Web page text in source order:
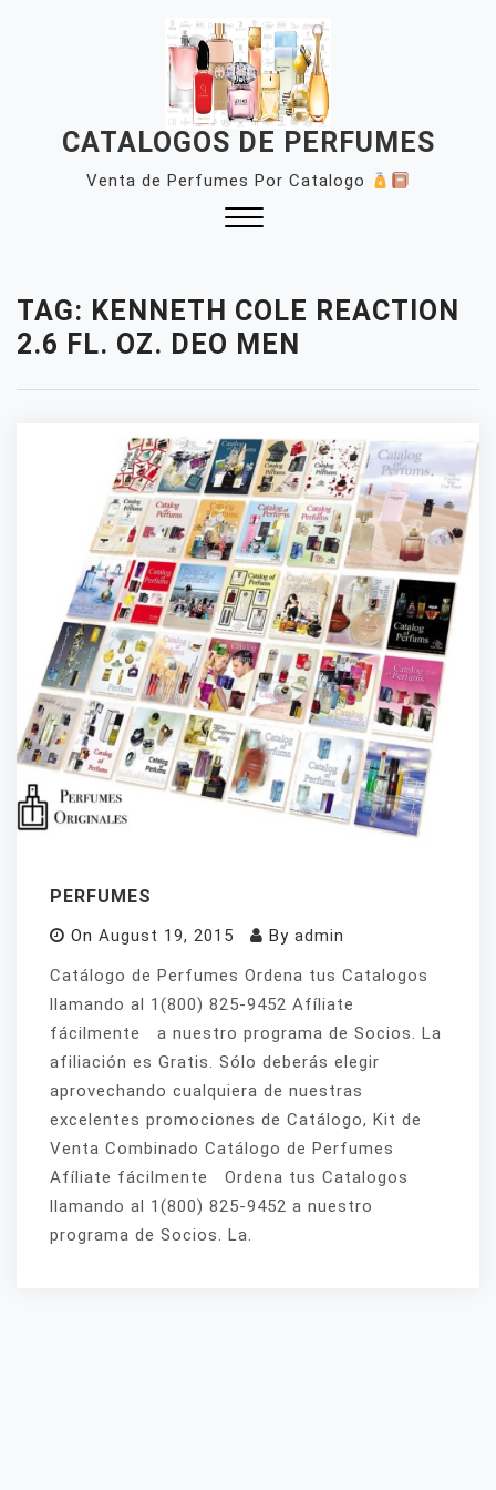
CATALOGOS DE PERFUMES
Venta de Perfumes Por Catalogo
TAG: KENNETH COLE REACTION
2.6 FL. OZ. DEO MEN
PERFUMES
On August 19, 2015 By admin
Catálogo de Perfumes Ordena tus Catalogos
llamando al 1(800) 825-9452 Afíliate
fácilmente a nuestro programa de Socios. La
afiliación es Gratis. Sólo deberás elegir
aprovechando cualquiera de nuestras
excelentes promociones de Catálogo, Kit de
Venta Combinado Catálogo de Perfumes
Afíliate fácilmente Ordena tus Catalogos
llamando al 1(800) 825-9452 a nuestro
programa de Socios. La.